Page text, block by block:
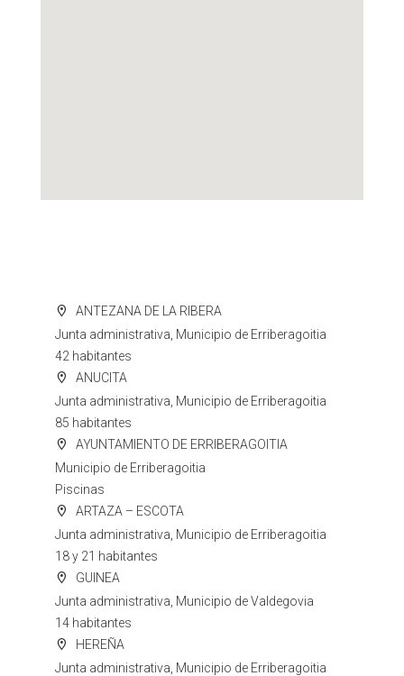
ANTEZANA DE LA RIBERA
Junta administrativa, Municipio de Erriberagoitia
42 habitantes
ANUCITA
Junta administrativa, Municipio de Erriberagoitia
85 habitantes
AYUNTAMIENTO DE ERRIBERAGOITIA
Municipio de Erriberagoitia
Piscinas
ARTAZA – ESCOTA
Junta administrativa, Municipio de Erriberagoitia
18 y 21 habitantes
GUINEA
Junta administrativa, Municipio de Valdegovia
14 habitantes
HEREÑA
Junta administrativa, Municipio de Erriberagoitia